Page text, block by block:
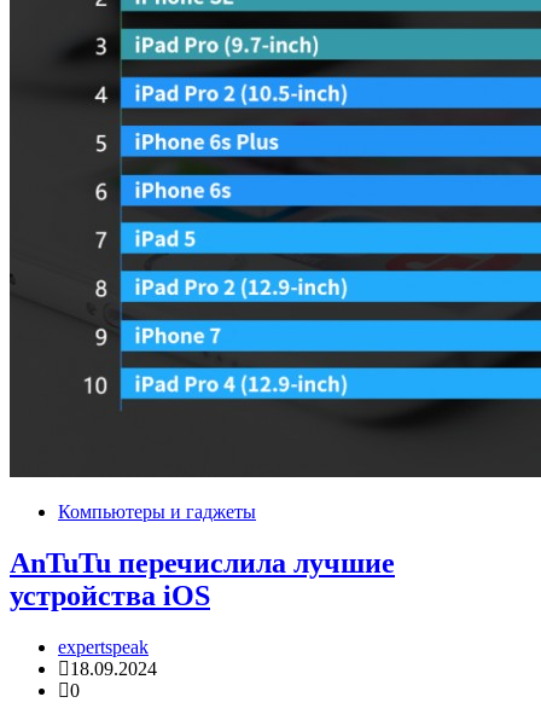
Компьютеры и гаджеты
AnTuTu перечислила лучшие
устройства iOS
expertspeak
18.09.2024
0